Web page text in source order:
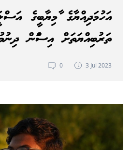
އަހުމަދިއްޔާގެ ކާމިޔާބީގެ
ތަރުބިއްޔަތަށް އިސްކަން
0 3 Jul 2023